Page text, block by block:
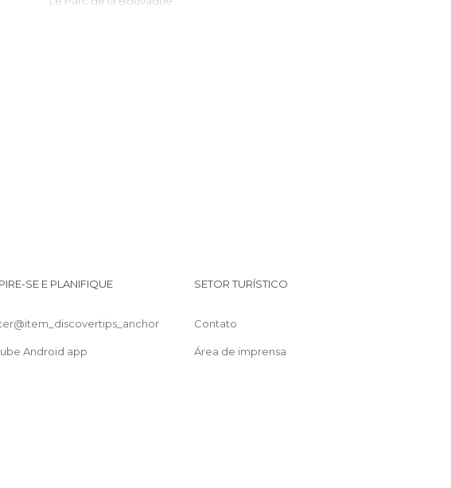
SE E PLANIFIQUE
Android app
SETOR TURÍSTICO
Contato
Área de imprensa